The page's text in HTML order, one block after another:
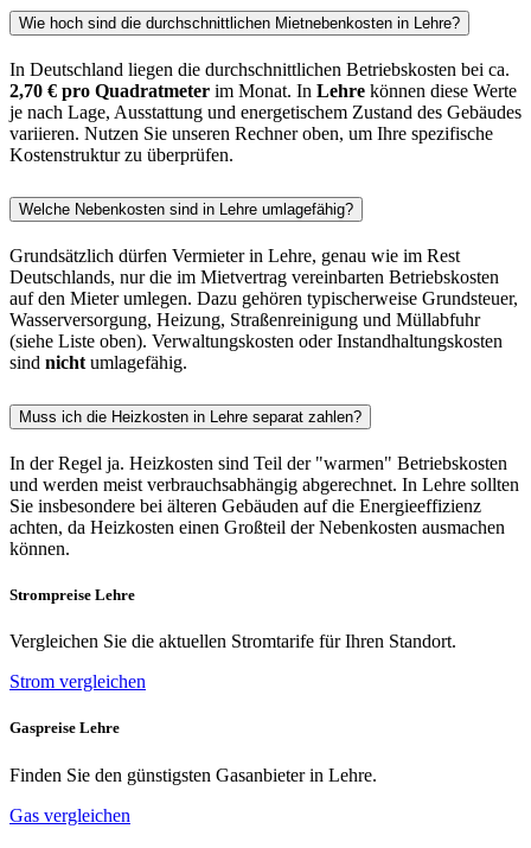
Wie hoch sind die durchschnittlichen Mietnebenkosten in Lehre?
In Deutschland liegen die durchschnittlichen Betriebskosten bei ca.
2,70 € pro Quadratmeter im Monat. In Lehre können diese Werte
je nach Lage, Ausstattung und energetischem Zustand des Gebäudes
variieren. Nutzen Sie unseren Rechner oben, um Ihre spezifische
Kostenstruktur zu überprüfen.
Welche Nebenkosten sind in Lehre umlagefähig?
Grundsätzlich dürfen Vermieter in Lehre, genau wie im Rest
Deutschlands, nur die im Mietvertrag vereinbarten Betriebskosten
auf den Mieter umlegen. Dazu gehören typischerweise Grundsteuer,
Wasserversorgung, Heizung, Straßenreinigung und Müllabfuhr
(siehe Liste oben). Verwaltungskosten oder Instandhaltungskosten
sind nicht umlagefähig.
Muss ich die Heizkosten in Lehre separat zahlen?
In der Regel ja. Heizkosten sind Teil der "warmen" Betriebskosten
und werden meist verbrauchsabhängig abgerechnet. In Lehre sollten
Sie insbesondere bei älteren Gebäuden auf die Energieeffizienz
achten, da Heizkosten einen Großteil der Nebenkosten ausmachen
können.
Strompreise Lehre
Vergleichen Sie die aktuellen Stromtarife für Ihren Standort.
Strom vergleichen
Gaspreise Lehre
Finden Sie den günstigsten Gasanbieter in Lehre.
Gas vergleichen